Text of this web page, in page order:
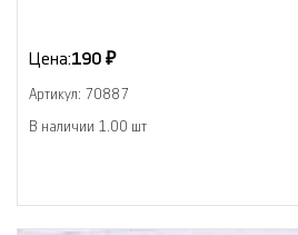
Цена:190 ₽
Артикул: 70887
В наличии 1.00 шт